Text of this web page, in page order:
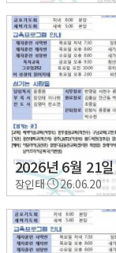
2026년 6월 21일
장인태 26.06.20